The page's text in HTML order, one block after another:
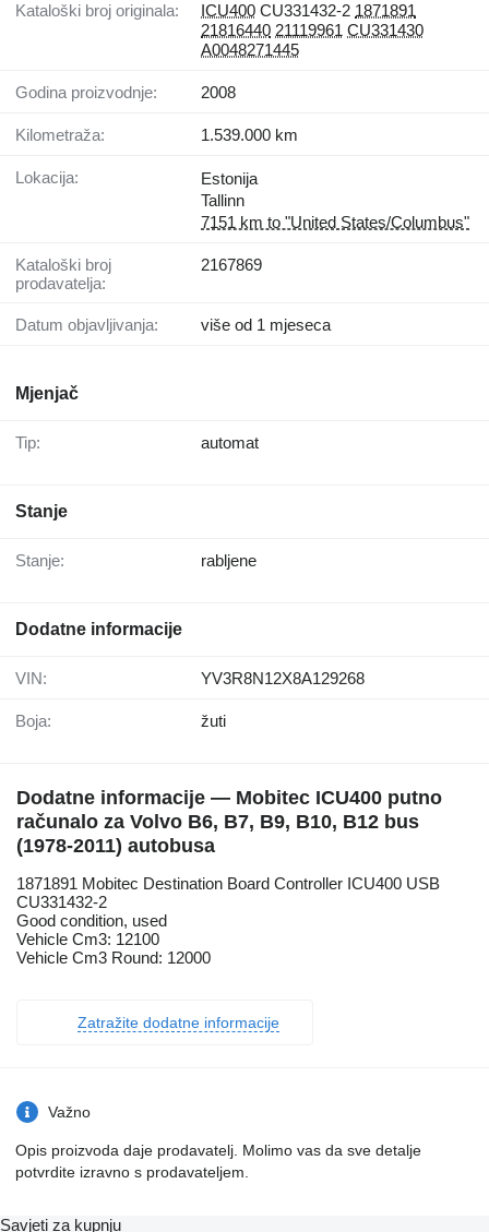
Kataloški broj originala: ICU400 CU331432-2 1871891
21816440 21119961 CU331430
A0048271445
Godina proizvodnje: 2008
Kilometraža: 1.539.000 km
Lokacija:
Estonija
Tallinn
7151 km to "United States/Columbus"
Kataloški broj
prodavatelja:
2167869
Datum objavljivanja: više od 1 mjeseca
Mjenjač
Tip: automat
Stanje
Stanje: rabljene
Dodatne informacije
VIN: YV3R8N12X8A129268
Boja: žuti
Dodatne informacije — Mobitec ICU400 putno
računalo za Volvo B6, B7, B9, B10, B12 bus
(1978-2011) autobusa
1871891 Mobitec Destination Board Controller ICU400 USB
CU331432-2
Good condition, used
Vehicle Cm3: 12100
Vehicle Cm3 Round: 12000
Zatražite dodatne informacije
Važno
Opis proizvoda daje prodavatelj. Molimo vas da sve detalje
potvrdite izravno s prodavateljem.
Savjeti za kupnju